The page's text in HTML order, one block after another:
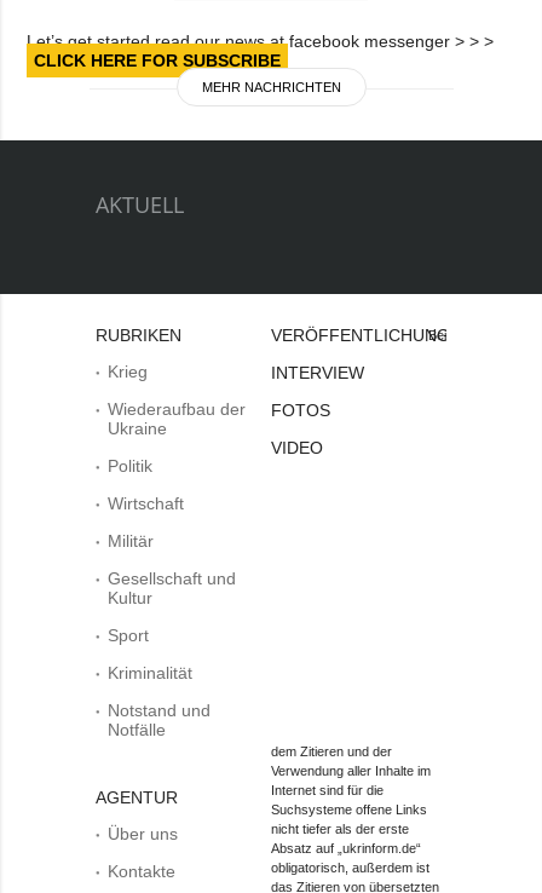
Let’s get started read our news at facebook messenger > > >
CLICK HERE FOR SUBSCRIBE
MEHR NACHRICHTEN
AKTUELL
RUBRIKEN
Krieg
Wiederaufbau der
Ukraine
Politik
Wirtschaft
Militär
Gesellschaft und
Kultur
Sport
Kriminalität
Notstand und
Notfälle
AGENTUR
Über uns
Kontakte
VERÖFFENTLICHUNGEN
INTERVIEW
FOTOS
VIDEO
Bei
dem Zitieren und der
Verwendung aller Inhalte im
Internet sind für die
Suchsysteme offene Links
nicht tiefer als der erste
Absatz auf „ukrinform.de“
obligatorisch, außerdem ist
das Zitieren von übersetzten